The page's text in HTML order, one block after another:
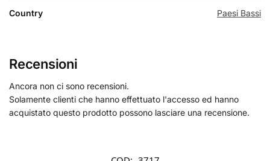
Country Paesi Bassi
Recensioni
Ancora non ci sono recensioni.
Solamente clienti che hanno effettuato l'accesso ed hanno
acquistato questo prodotto possono lasciare una recensione.